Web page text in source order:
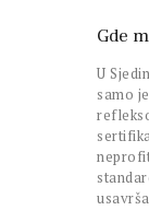
Gde
U
samo